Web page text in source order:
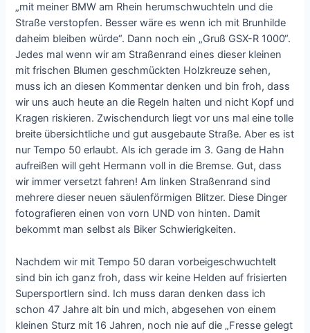
„mit meiner BMW am Rhein herumschwuchteln und die
Straße verstopfen. Besser wäre es wenn ich mit Brunhilde
daheim bleiben würde“. Dann noch ein „Gruß GSX-R 1000“.
Jedes mal wenn wir am Straßenrand eines dieser kleinen
mit frischen Blumen geschmückten Holzkreuze sehen,
muss ich an diesen Kommentar denken und bin froh, dass
wir uns auch heute an die Regeln halten und nicht Kopf und
Kragen riskieren. Zwischendurch liegt vor uns mal eine tolle
breite übersichtliche und gut ausgebaute Straße. Aber es ist
nur Tempo 50 erlaubt. Als ich gerade im 3. Gang de Hahn
aufreißen will geht Hermann voll in die Bremse. Gut, dass
wir immer versetzt fahren! Am linken Straßenrand sind
mehrere dieser neuen säulenförmigen Blitzer. Diese Dinger
fotografieren einen von vorn UND von hinten. Damit
bekommt man selbst als Biker Schwierigkeiten.
Nachdem wir mit Tempo 50 daran vorbeigeschwuchtelt
sind bin ich ganz froh, dass wir keine Helden auf frisierten
Supersportlern sind. Ich muss daran denken dass ich
schon 47 Jahre alt bin und mich, abgesehen von einem
kleinen Sturz mit 16 Jahren, noch nie auf die „Fresse gelegt